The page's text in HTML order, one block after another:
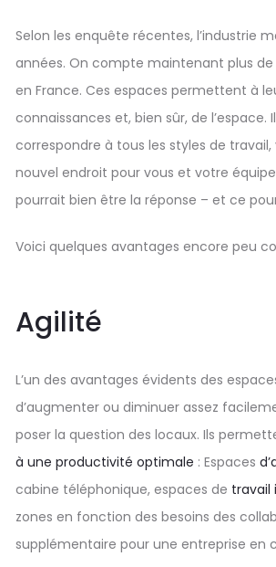
Selon les enquête récentes, l’industrie
années. On compte maintenant plus de
en France. Ces espaces permettent à
connaissances et, bien sûr, de
correspondre à tous les styles de
nouvel endroit pour vous et votre
pourrait bien être la réponse – et ce
Voici quelques avantages encore peu
Agilité
L’un des avantages évidents des
d’augmenter ou diminuer assez
poser la question des locaux. Ils
à une productivité optimale : Espaces
cabine téléphonique, espaces de travail
zones en fonction des besoins des
supplémentaire pour une entreprise en